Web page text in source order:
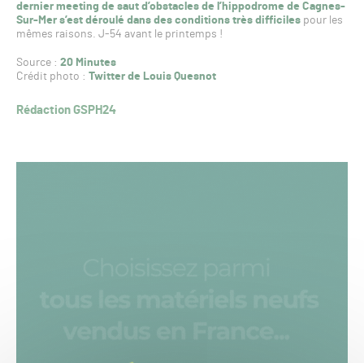
dernier meeting de saut d’obstacles de l’hippodrome de Cagnes-
Sur-Mer s’est déroulé dans des conditions très difficilespour les
mêmes raisons. J-54 avant le printemps !
Source : 20 Minutes
Crédit photo : Twitter de Louis Quesnot
Rédaction GSPH24